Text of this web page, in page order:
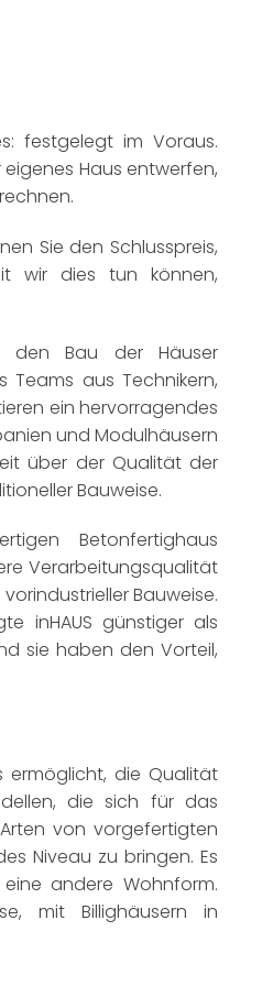
festgelegt im Voraus.
Haus entwerfen,
Sie den Schlusspreis,
wir dies tun können,
den Bau der Häuser
Teams aus Technikern,
ein hervorragendes
und Modulhäusern
über der Qualität der
Bauweise.
Betonfertighaus
Verarbeitungsqualität
Bauweise.
inHAUS günstiger als
sie haben den Vorteil,
ermöglicht, die Qualität
die sich für das
von vorgefertigten
Niveau zu bringen. Es
andere Wohnform.
mit Billighäusern in